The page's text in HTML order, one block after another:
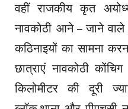
वहीं राजकीय कृत
नावकोठी आने – जाने
कठिनाइयों का सामना
छात्राएं नावकोठी
किलोमीटर की दूरी